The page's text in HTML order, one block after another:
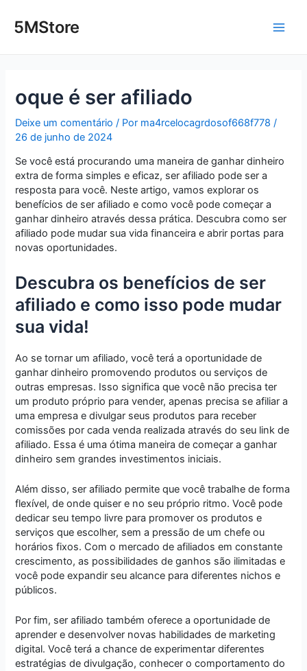
para5MStore
oque é ser afiliado
Deixe um comentário / Por ma4rcelocagrdosof668f778/
26 de junho de 2024
Se você está procurando uma maneira de ganhar dinheiro
extra de forma simples e eficaz, ser afiliado pode ser a
resposta para você. Neste artigo, vamos explorar os
benefícios de ser afiliado e como você pode começar a
ganhar dinheiro através dessa prática. Descubra como ser
afiliado pode mudar sua vida financeira e abrir portas para
novas oportunidades.
Descubra os benefícios de ser
afiliado e como isso pode mudar
sua vida!
Ao se tornar um afiliado, você terá a oportunidade de
ganhar dinheiro promovendo produtos ou serviços de
outras empresas. Isso significa que você não precisa ter
um produto próprio para vender, apenas precisa se afiliar a
uma empresa e divulgar seus produtos para receber
comissões por cada venda realizada através do seu link de
afiliado. Essa é uma ótima maneira de começar a ganhar
dinheiro sem grandes investimentos iniciais.
Além disso, ser afiliado permite que você trabalhe de forma
flexível, de onde quiser e no seu próprio ritmo. Você pode
dedicar seu tempo livre para promover os produtos e
serviços que escolher, sem a pressão de um chefe ou
horários fixos. Com o mercado de afiliados em constante
crescimento, as possibilidades de ganhos são ilimitadas e
você pode expandir seu alcance para diferentes nichos e
públicos.
Por fim, ser afiliado também oferece a oportunidade de
aprender e desenvolver novas habilidades de marketing
digital. Você terá a chance de experimentar diferentes
estratégias de divulgação, conhecer o comportamento do
navigation